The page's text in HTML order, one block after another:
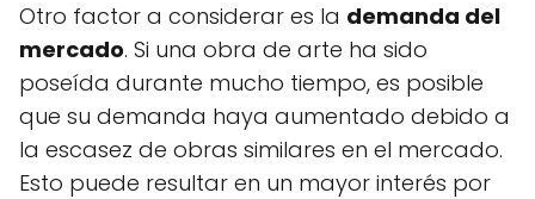
Otro factor a considerar es la demanda del
mercado. Si una obra de arte ha sido
poseída durante mucho tiempo, es posible
que su demanda haya aumentado debido a
la escasez de obras similares en el mercado.
Esto puede resultar en un mayor interés por